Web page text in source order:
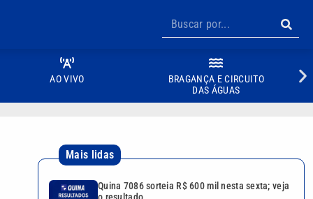
AO VIVO
BRAGANÇA E CIRCUITO
DAS ÁGUAS
Mais lidas
Quina 7086 sorteia R$ 600 mil nesta sexta; veja